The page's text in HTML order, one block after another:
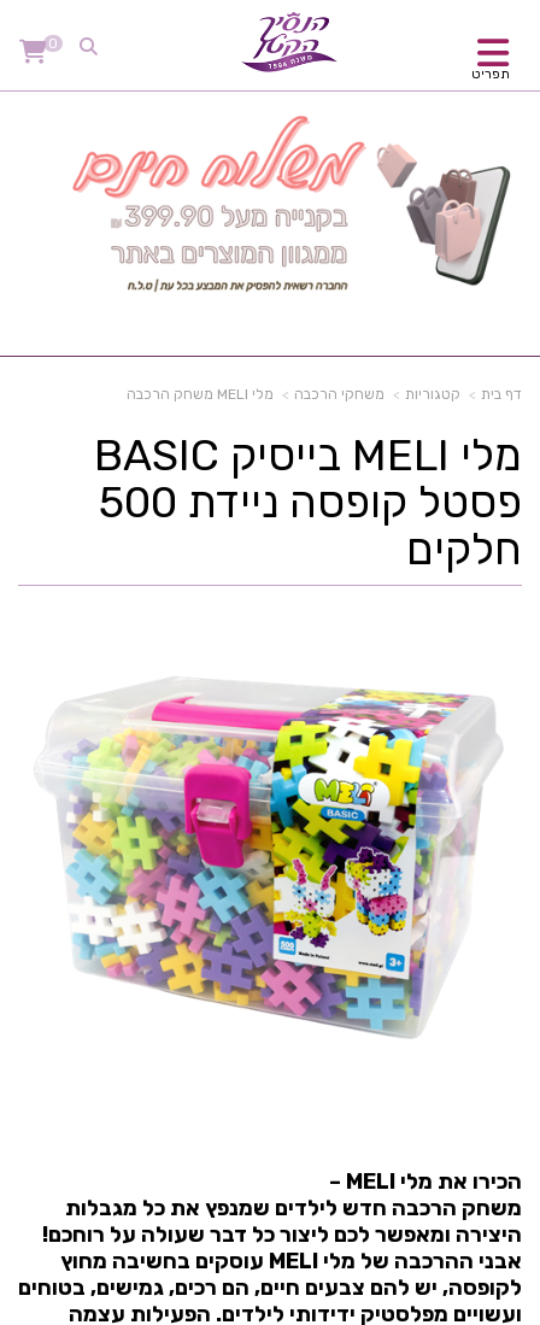
תפריט
0
דף בית קטגוריות משחקי הרכבה מלי MELI משחק הרכבה
מלי MELI בייסיק BASIC
פסטל קופסה ניידת 500
חלקים
הכירו את מלי MELI –
משחק הרכבה חדש לילדים שמנפץ את כל מגבלות
היצירה ומאפשר לכם ליצור כל דבר שעולה על רוחכם!
אבני ההרכבה של מלי MELI עוסקים בחשיבה מחוץ
לקופסה, יש להם צבעים חיים, הם רכים, גמישים, בטוחים
ועשויים מפלסטיק ידידותי לילדים. הפעילות עצמה